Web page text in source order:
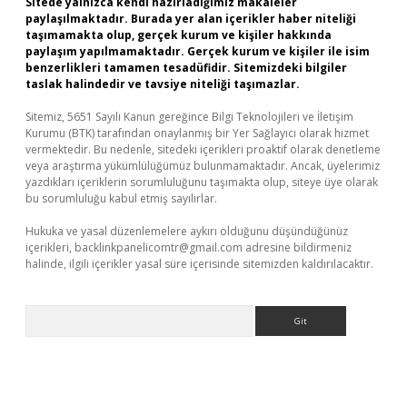
paylaşılmaktadır. Burada yer alan içerikler haber niteliği
taşımamakta olup, gerçek kurum ve kişiler hakkında
paylaşım yapılmamaktadır. Gerçek kurum ve kişiler ile isim
benzerlikleri tamamen tesadüfidir. Sitemizdeki bilgiler
taslak halindedir ve tavsiye niteliği taşımazlar.
Sitemiz, 5651 Sayılı Kanun gereğince Bilgi Teknolojileri ve İletişim
Kurumu (BTK) tarafından onaylanmış bir Yer Sağlayıcı olarak hizmet
vermektedir. Bu nedenle, sitedeki içerikleri proaktif olarak denetleme
veya araştırma yükümlülüğümüz bulunmamaktadır. Ancak, üyelerimiz
yazdıkları içeriklerin sorumluluğunu taşımakta olup, siteye üye olarak
bu sorumluluğu kabul etmiş sayılırlar.
Hukuka ve yasal düzenlemelere aykırı olduğunu düşündüğünüz
içerikleri, backlinkpanelicomtr@gmail.com adresine bildirmeniz
halinde, ilgili içerikler yasal süre içerisinde sitemizden kaldırılacaktır.